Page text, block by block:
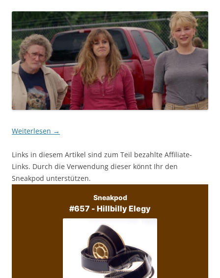
Weiterlesen →
Links in diesem Artikel sind zum Teil bezahlte Affiliate-
Links. Durch die Verwendung dieser könnt Ihr den
Sneakpod unterstützen.